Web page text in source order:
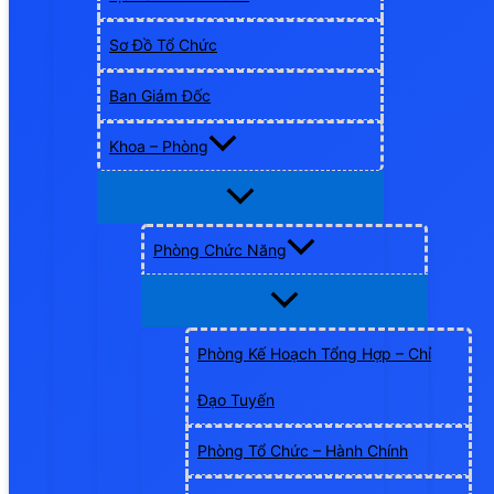
Sơ Đồ Tổ Chức
Ban Giám Đốc
Khoa – Phòng
Phòng Chức Năng
Phòng Kế Hoạch Tổng Hợp – Chỉ
Đạo Tuyến
Phòng Tổ Chức – Hành Chính